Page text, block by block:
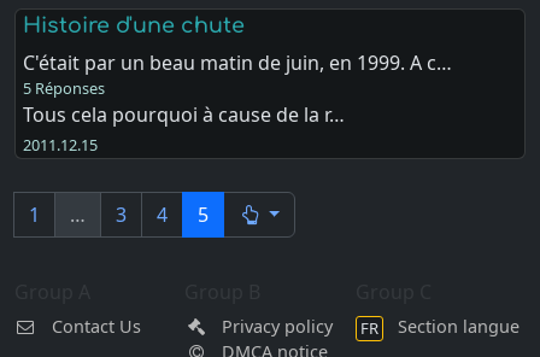
Histoire d'une chute
C'était par un beau matin de juin, en 1999. A c…
5 Réponses
Tous cela pourquoi à cause de la r…
2011.12.15
1 … 3 4 5
Contact Us
Privacy policy
DMCA notice
FR Section langue